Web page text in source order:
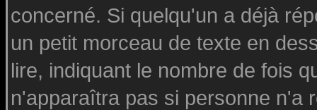
concerné. Si quelqu'un a déjà
un petit morceau de texte en
lire, indiquant le nombre de fois
n'apparaîtra pas si personne n'a